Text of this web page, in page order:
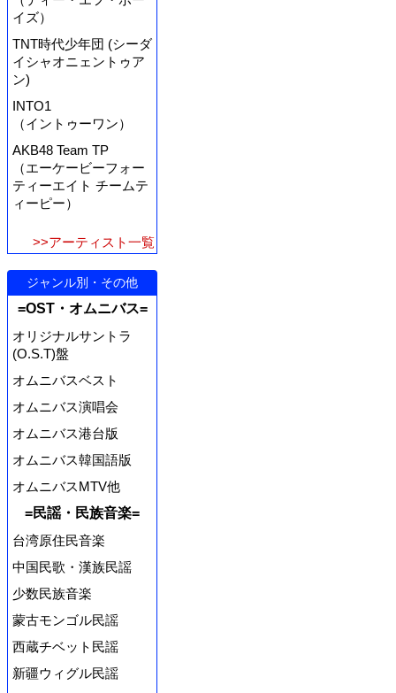
イズ）
TNT時代少年団 (シーダ
イシャオニェントゥア
ン)
INTO1
（イントゥーワン）
AKB48 Team TP
（エーケービーフォー
ティーエイト チームテ
ィーピー）
>>アーティスト一覧
ジャンル別・その他
=OST・オムニバス=
オリジナルサントラ
(O.S.T)盤
オムニバスベスト
オムニバス演唱会
オムニバス港台版
オムニバス韓国語版
オムニバスMTV他
=民謡・民族音楽=
台湾原住民音楽
中国民歌・漢族民謡
少数民族音楽
蒙古モンゴル民謡
西蔵チベット民謡
新疆ウィグル民謡